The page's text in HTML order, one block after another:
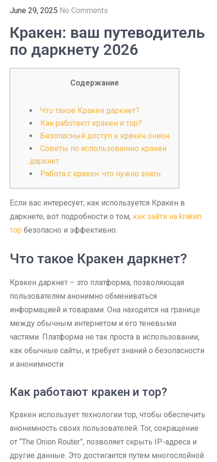
June 29, 2025 No Comments
Кракен: ваш путеводитель
по даркнету 2026
Содержание
Что такое Кракен даркнет?
Как работают кракен и тор?
Безопасный доступ к кракен онион
Советы по использованию кракен
даркнет
Работа с кракен: что нужно знать
Если вас интересует, как используется Кракен в
даркнете, вот подробности о том, как зайти на kraken
тор безопасно и эффективно.
Что такое Кракен даркнет?
Кракен даркнет – это платформа, позволяющая
пользователям анонимно обмениваться
информацией и товарами. Она находится на границе
между обычным интернетом и его теневыми
частями. Платформа не так проста в использовании,
как обычные сайты, и требует знаний о безопасности
и анонимности.
Как работают кракен и тор?
Кракен использует технологии тор, чтобы обеспечить
анонимность своих пользователей. Tor, сокращение
от “The Onion Router”, позволяет скрыть IP-адреса и
другие данные. Это достигается путем многослойной